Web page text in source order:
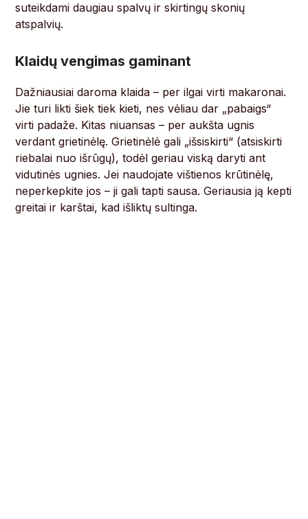
suteikdami daugiau spalvų ir skirtingų skonių
atspalvių.
Klaidų vengimas gaminant
Dažniausiai daroma klaida – per ilgai virti makaronai.
Jie turi likti šiek tiek kieti, nes vėliau dar „pabaigs“
virti padaže. Kitas niuansas – per aukšta ugnis
verdant grietinėlę. Grietinėlė gali „išsiskirti“ (atsiskirti
riebalai nuo išrūgų), todėl geriau viską daryti ant
vidutinės ugnies. Jei naudojate vištienos krūtinėlę,
neperkepkite jos – ji gali tapti sausa. Geriausia ją kepti
greitai ir karštai, kad išliktų sultinga.